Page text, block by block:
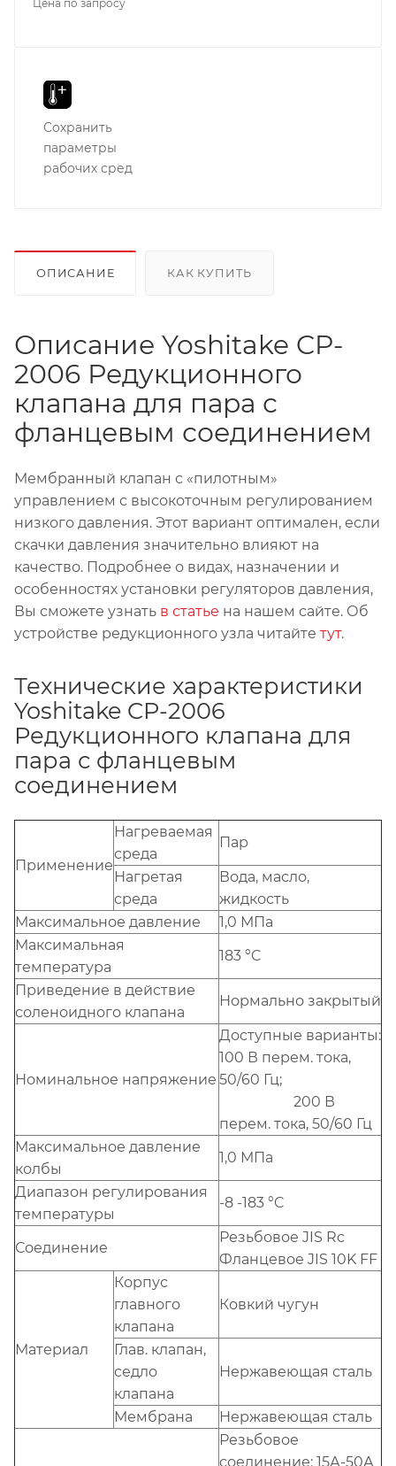
Цена по запросу
Сохранить
параметры
рабочих сред
ОПИСАНИЕ КАК КУПИТЬ
Описание Yoshitake CP-
2006 Редукционного
клапана для пара с
фланцевым соединением
Мембранный клапан с «пилотным»
управлением с высокоточным регулированием
низкого давления. Этот вариант оптимален, если
скачки давления значительно влияют на
качество. Подробнее о видах, назначении и
особенностях установки регуляторов давления,
Вы сможете узнать в статье на нашем сайте. Об
устройстве редукционного узла читайте тут.
Технические характеристики
Yoshitake CP-2006
Редукционного клапана для
пара с фланцевым
соединением
Применение
Нагреваемая
среда
Пар
Нагретая
среда
Вода, масло,
жидкость
Максимальное давление
1,0 МПа
Максимальная
температура
183 °C
Приведение в действие
соленоидного клапана
Нормально закрытый
Номинальное напряжение
Доступные варианты:
100 В перем. тока,
50/60 Гц;
200 В
перем. тока, 50/60 Гц
Максимальное давление
колбы
1,0 МПа
Диапазон регулирования
температуры
-8 -183 °C
Соединение
Резьбовое JIS Rc
Фланцевое JIS 10K FF
Материал
Корпус
главного
клапана
Ковкий чугун
Глав. клапан,
седло
клапана
Нержавеющая сталь
Мембрана Нержавеющая сталь
Резьбовое
соединение: 15А-50А